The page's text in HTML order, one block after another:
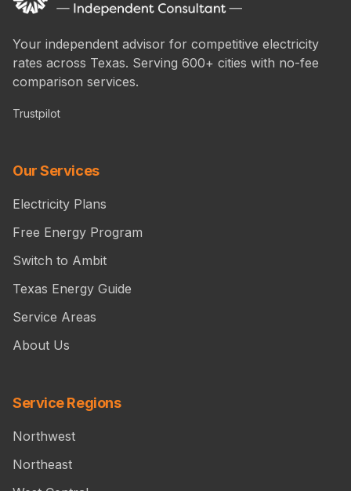
Your independent advisor for competitive electricity
rates across Texas. Serving 600+ cities with no-fee
comparison services.
Trustpilot
Our Services
Electricity Plans
Free Energy Program
Switch to Ambit
Texas Energy Guide
Service Areas
About Us
Service Regions
Northwest
Northeast